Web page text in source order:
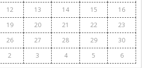
12 13 14 15
16
19 20 21 22
23
26 27 28 29
30
2 3 4 5 6